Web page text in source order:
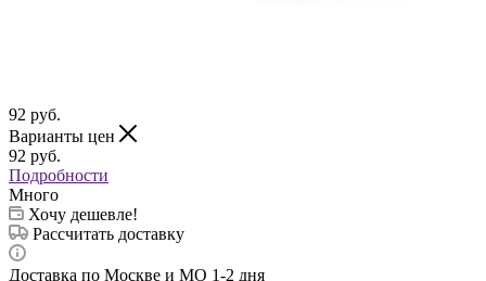
92 руб.
Варианты цен
92 руб.
Подробности
Много
Хочу дешевле!
Рассчитать доставку
Доставка по Москве и МО 1-2 дня